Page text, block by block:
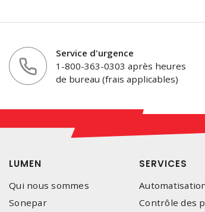
Service d'urgence
1-800-363-0303 après heures
de bureau (frais applicables)
LUMEN
Qui nous sommes
Sonepar
SERVICES
Contrôle des